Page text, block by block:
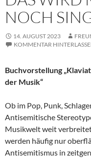
NOCH
14. AUGUST 2023
KOMMENTAR
Buchvorstellung
der Musik“
Ob im Pop, Punk,
Antisemitische
Musikwelt weit
werden häufig nur
Antisemitismus in